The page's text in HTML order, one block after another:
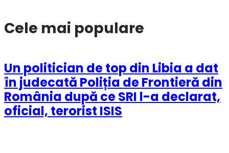
Cele mai populare
Un politician de top din Libia a dat
în judecată Poliția de Frontieră din
România după ce SRI l-a declarat,
oficial, terorist ISIS